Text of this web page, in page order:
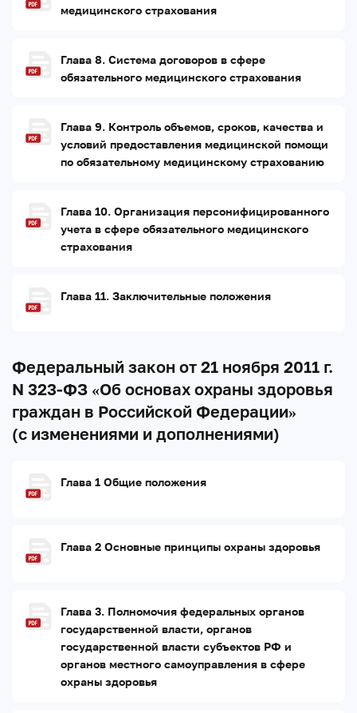
медицинского страхования
Глава 8. Система договоров в сфере
обязательного медицинского страхования
Глава 9. Контроль объемов, сроков, качества и
условий предоставления медицинской помощи
по обязательному медицинскому страхованию
Глава 10. Организация персонифицированного
учета в сфере обязательного медицинского
страхования
Глава 11. Заключительные положения
Федеральный закон от 21 ноября 2011 г.
N 323-ФЗ «Об основах охраны здоровья
граждан в Российской Федерации»
(с изменениями и дополнениями)
Глава 1 Общие положения
Глава 2 Основные принципы охраны здоровья
Глава 3. Полномочия федеральных органов
государственной власти, органов
государственной власти субъектов РФ и
органов местного самоуправления в сфере
охраны здоровья